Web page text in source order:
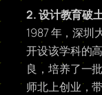
2. 设计教育破
1987 年，深圳
开设该学科的
良，培养了一
师北上创业，